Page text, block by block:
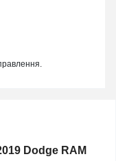
Dodge RAM